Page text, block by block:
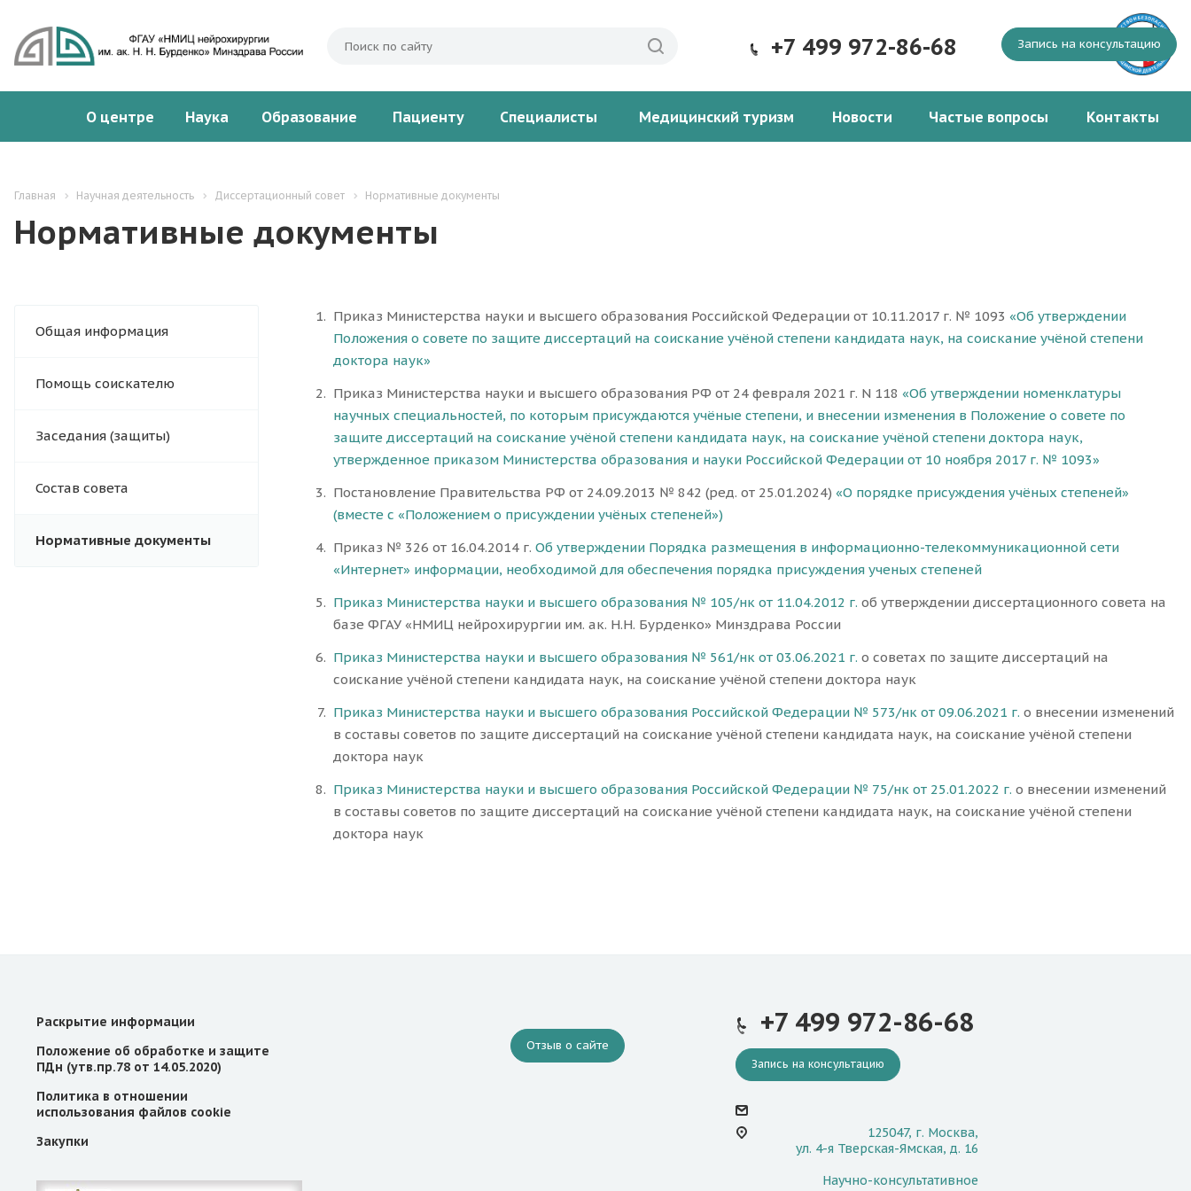
Запись на консультацию
+7 499 972-86-68
О центре Наука Образование Пациенту Специалисты Медицинский туризм Новости Частые вопросы Контакты
Главная Научная деятельность Диссертационный совет Нормативные документы
Нормативные документы
Общая информация
Помощь соискателю
Заседания (защиты)
Состав совета
Нормативные документы
Приказ Министерства науки и высшего образования Российской Федерации от 10.11.2017 г. № 1093 «Об утверждении
Положения о совете по защите диссертаций на соискание учёной степени кандидата наук, на соискание учёной степени
доктора наук»
Приказ Министерства науки и высшего образования РФ от 24 февраля 2021 г. N 118 «Об утверждении номенклатуры
научных специальностей, по которым присуждаются учёные степени, и внесении изменения в Положение о совете по
защите диссертаций на соискание учёной степени кандидата наук, на соискание учёной степени доктора наук,
утвержденное приказом Министерства образования и науки Российской Федерации от 10 ноября 2017 г. № 1093»
Постановление Правительства РФ от 24.09.2013 № 842 (ред. от 25.01.2024) «О порядке присуждения учёных степеней»
(вместе с «Положением о присуждении учёных степеней»)
Приказ № 326 от 16.04.2014 г. Об утверждении Порядка размещения в информационно-телекоммуникационной сети
«Интернет» информации, необходимой для обеспечения порядка присуждения ученых степеней
Приказ Министерства науки и высшего образования № 105/нк от 11.04.2012 г. об утверждении диссертационного совета на
базе ФГАУ «НМИЦ нейрохирургии им. ак. Н.Н. Бурденко» Минздрава России
Приказ Министерства науки и высшего образования № 561/нк от 03.06.2021 г. о советах по защите диссертаций на
соискание учёной степени кандидата наук, на соискание учёной степени доктора наук
Приказ Министерства науки и высшего образования Российской Федерации № 573/нк от 09.06.2021 г. о внесении изменений
в составы советов по защите диссертаций на соискание учёной степени кандидата наук, на соискание учёной степени
доктора наук
Приказ Министерства науки и высшего образования Российской Федерации № 75/нк от 25.01.2022 г. о внесении изменений
в составы советов по защите диссертаций на соискание учёной степени кандидата наук, на соискание учёной степени
доктора наук
Раскрытие информации
Положение об обработке и защите
ПДн (утв.пр.78 от 14.05.2020)
Политика в отношении
использования файлов cookie
Закупки
Отзыв о сайте
+7 499 972-86-68
Запись на консультацию
125047, г. Москва,
ул. 4-я Тверская-Ямская, д. 16
Научно-консультативное